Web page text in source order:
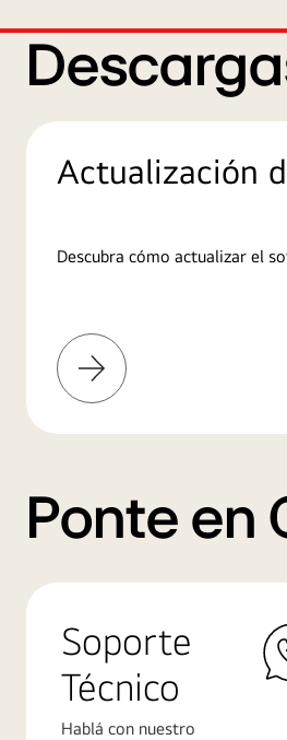
Actualización
Descubra cómo actualizar el
Más
información
Ponte en
Soporte
Técnico
Hablá con nuestro